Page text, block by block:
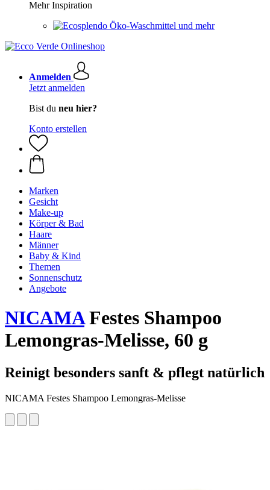
Mehr Inspiration
Öko-Waschmittel und mehr
Anmelden
Jetzt anmelden
Bist du neu hier?
Konto erstellen
Marken
Gesicht
Make-up
Körper & Bad
Haare
Männer
Baby & Kind
Themen
Sonnenschutz
Angebote
NICAMAFestes Shampoo
Lemongras-Melisse, 60 g
Reinigt besonders sanft & pflegt natürlich
NICAMA Festes Shampoo Lemongras-Melisse